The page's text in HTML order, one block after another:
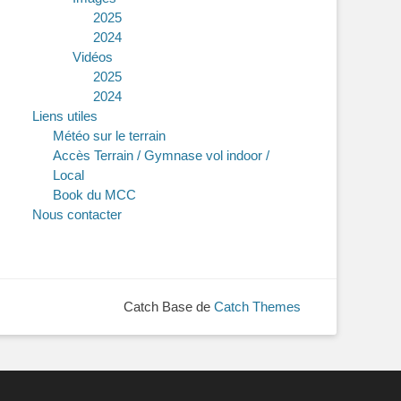
2025
2024
Vidéos
2025
2024
Liens utiles
Météo sur le terrain
Accès Terrain / Gymnase vol indoor /
Local
Book du MCC
Nous contacter
Catch Base de Catch Themes